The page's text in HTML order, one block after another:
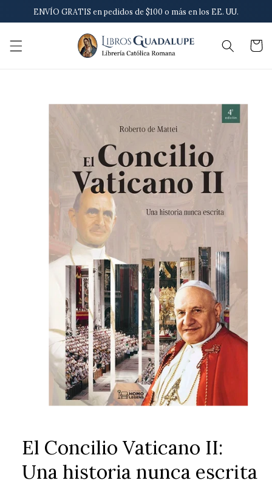
directamente
al contenido
ENVÍO GRATIS en pedidos de $100 o más en los EE. UU.
Carrito
El Concilio Vaticano II:
Una historia nunca escrita